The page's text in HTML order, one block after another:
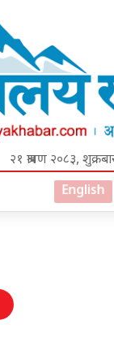
२१ श्रावण २०८३,
English